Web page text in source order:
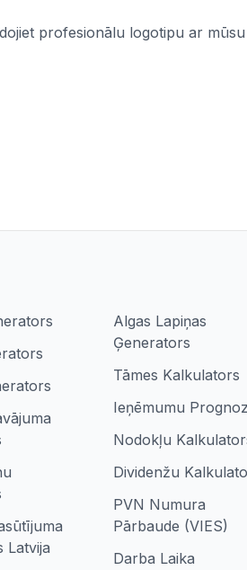
profesionālu logotipu ar
Latvija
Algas Lapiņas
Ģenerators
Tāmes Kalkulators
Ieņēmumu
Nodokļu
Dividenžu
PVN Numura
Pārbaude (VIES)
Darba Laika